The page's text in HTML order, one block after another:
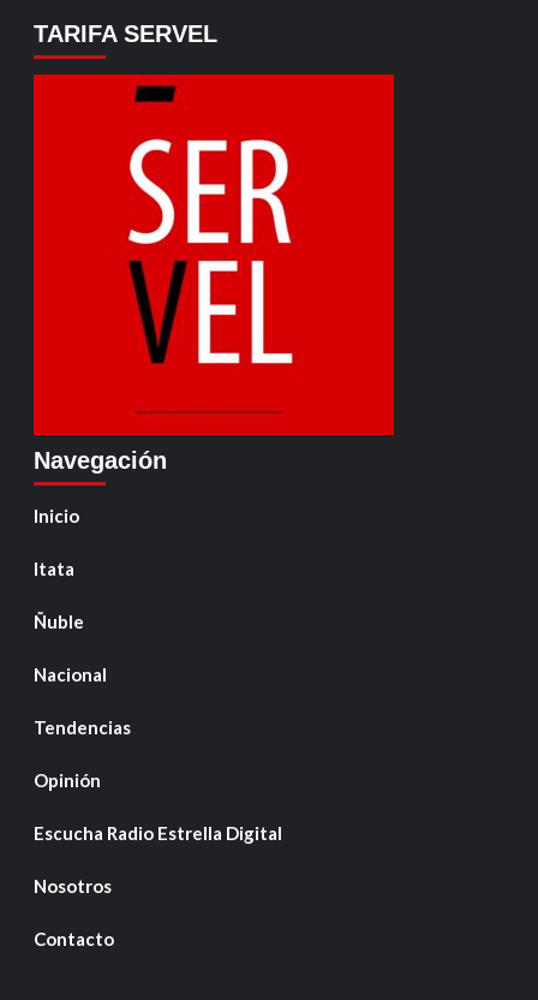
TARIFA SERVEL
Navegación
Inicio
Itata
Ñuble
Nacional
Tendencias
Opinión
Escucha Radio Estrella Digital
Nosotros
Contacto